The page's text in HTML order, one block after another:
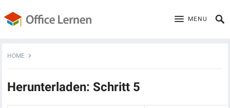
MENU
HOME
Herunterladen: Schritt 5